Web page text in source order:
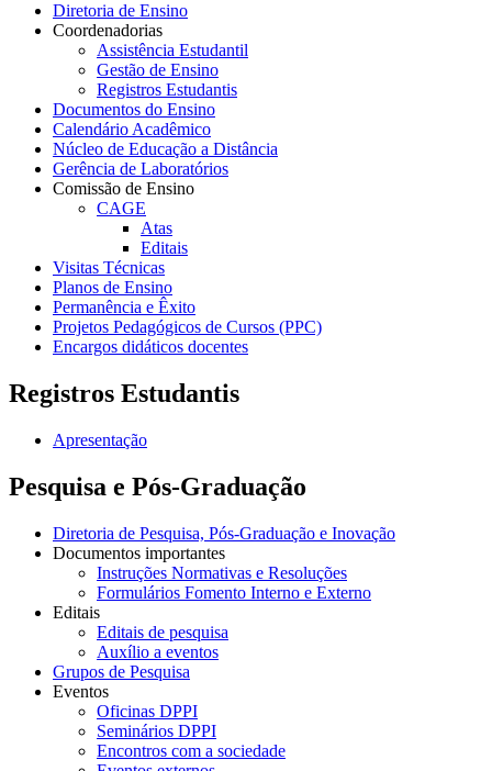
Diretoria de Ensino
Coordenadorias
Assistência Estudantil
Gestão de Ensino
Registros Estudantis
Documentos do Ensino
Calendário Acadêmico
Núcleo de Educação a Distância
Gerência de Laboratórios
Comissão de Ensino
CAGE
Atas
Editais
Visitas Técnicas
Planos de Ensino
Permanência e Êxito
Projetos Pedagógicos de Cursos (PPC)
Encargos didáticos docentes
Registros Estudantis
Apresentação
Pesquisa e Pós-Graduação
Diretoria de Pesquisa, Pós-Graduação e Inovação
Documentos importantes
Instruções Normativas e Resoluções
Formulários Fomento Interno e Externo
Editais
Editais de pesquisa
Auxílio a eventos
Grupos de Pesquisa
Eventos
Oficinas DPPI
Seminários DPPI
Encontros com a sociedade